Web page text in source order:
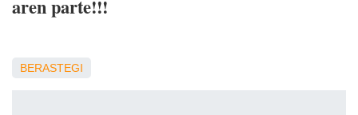
aren parte!!!
BERASTEGI